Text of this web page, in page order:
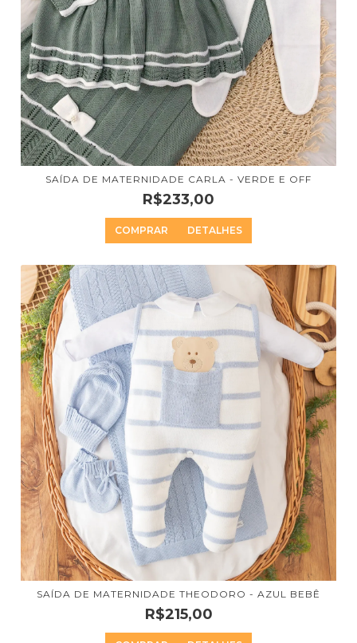
SAÍDA DE MATERNIDADE CARLA - VERDE E OFF
R$233,00
COMPRAR DETALHES
SAÍDA DE MATERNIDADE THEODORO - AZUL BEBÊ
R$215,00